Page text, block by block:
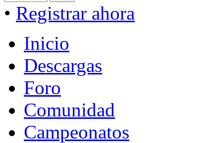
• Registrar ahora
Inicio
Descargas
Foro
Comunidad
Campeonatos